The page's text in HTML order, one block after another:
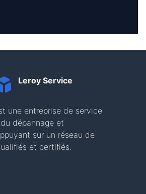
Leroy Service
une entreprise de service
dépannage et
sur un réseau de
et certifiés.